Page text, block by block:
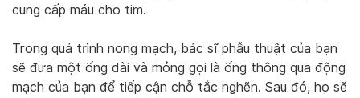
cung cấp máu cho tim.
Trong quá trình nong mạch, bác sĩ phẫu thuật của bạn
sẽ đưa một ống dài và mỏng gọi là ống thông qua động
mạch của bạn để tiếp cận chỗ tắc nghẽn. Sau đó, họ sẽ